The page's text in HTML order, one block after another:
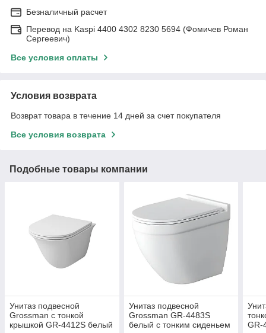
Безналичный расчет
Перевод на Kaspi 4400 4302 8230 5694 (Фомичев Роман
Сергеевич)
Все условия оплаты
Условия возврата
Возврат товара в течение 14 дней за счет покупателя
Все условия возврата
Подобные товары компании
Унитаз подвесной
Grossman с тонкой
крышкой GR-4412S белый
Унитаз подвесной
Grossman GR-4483S
белый с тонким сиденьем
GR-